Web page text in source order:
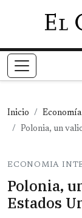
Inicio
Polonia, un
ECONOMIA
Polonia,
Estados